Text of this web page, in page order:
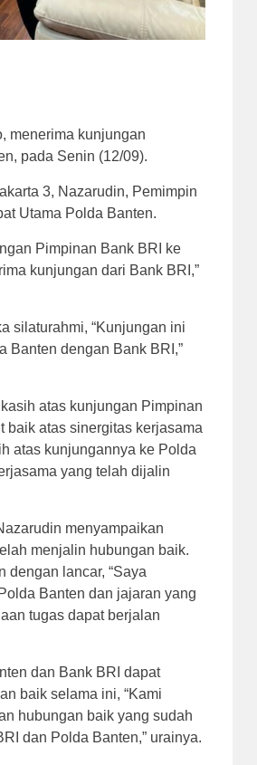
menerima kunjungan
pada Senin (12/09).
3, Nazarudin, Pemimpin
Utama Polda Banten.
Pimpinan Bank BRI ke
kunjungan dari Bank BRI,”
silaturahmi, “Kunjungan ini
Banten dengan Bank BRI,”
atas kunjungan Pimpinan
baik atas sinergitas kerjasama
atas kunjungannya ke Polda
yang telah dijalin
menyampaikan
menjalin hubungan baik.
dengan lancar, “Saya
Banten dan jajaran yang
tugas dapat berjalan
dan Bank BRI dapat
baik selama ini, “Kami
hubungan baik yang sudah
dan Polda Banten,” urainya.